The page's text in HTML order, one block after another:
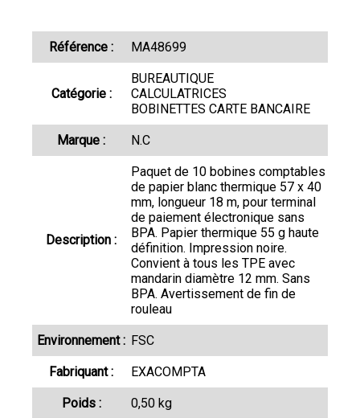
Référence : MA48699
Catégorie :
BUREAUTIQUE
CALCULATRICES
BOBINETTES CARTE BANCAIRE
Marque : N.C
Description :
Paquet de 10 bobines comptables
de papier blanc thermique 57 x 40
mm, longueur 18 m, pour terminal
de paiement électronique sans
BPA. Papier thermique 55 g haute
définition. Impression noire.
Convient à tous les TPE avec
mandarin diamètre 12 mm. Sans
BPA. Avertissement de fin de
rouleau
Environnement : FSC
Fabriquant : EXACOMPTA
Poids : 0,50 kg